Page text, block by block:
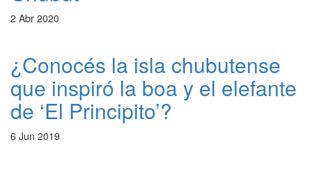
2 Abr 2020
¿Conocés la isla chubutense
que inspiró la boa y el elefante
de ‘El Principito’?
6 Jun 2019